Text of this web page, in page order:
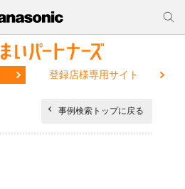
登録店様専用サイト
事例検索トップに戻る